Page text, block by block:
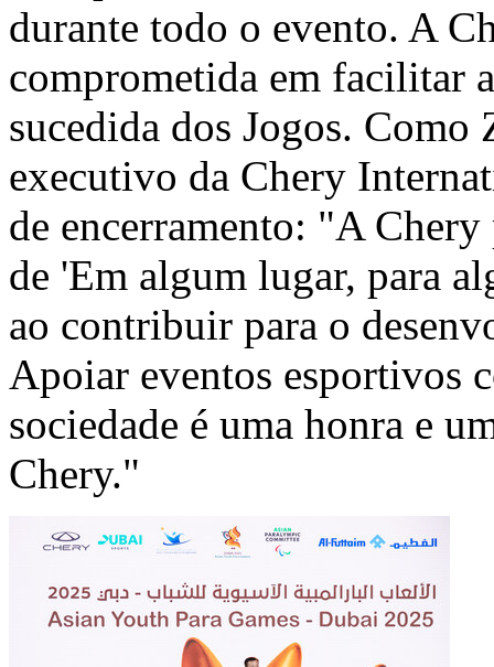
durante todo o evento. A
comprometida em facilitar
sucedida dos Jogos. Como
executivo da Chery
de encerramento: "A
de 'Em algum lugar, para
ao contribuir para o
Apoiar eventos esportivos
sociedade é uma honra e
Chery."